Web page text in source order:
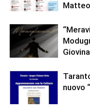
nuovo